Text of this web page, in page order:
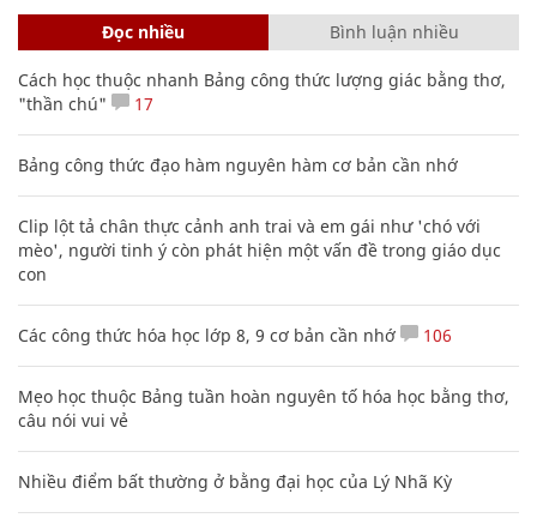
Đọc nhiều Bình luận nhiều
Cách học thuộc nhanh Bảng công thức lượng giác bằng thơ,
"thần chú"
17
Bảng công thức đạo hàm nguyên hàm cơ bản cần nhớ
Clip lột tả chân thực cảnh anh trai và em gái như 'chó với
mèo', người tinh ý còn phát hiện một vấn đề trong giáo dục
con
Các công thức hóa học lớp 8, 9 cơ bản cần nhớ 106
Mẹo học thuộc Bảng tuần hoàn nguyên tố hóa học bằng thơ,
câu nói vui vẻ
Nhiều điểm bất thường ở bằng đại học của Lý Nhã Kỳ